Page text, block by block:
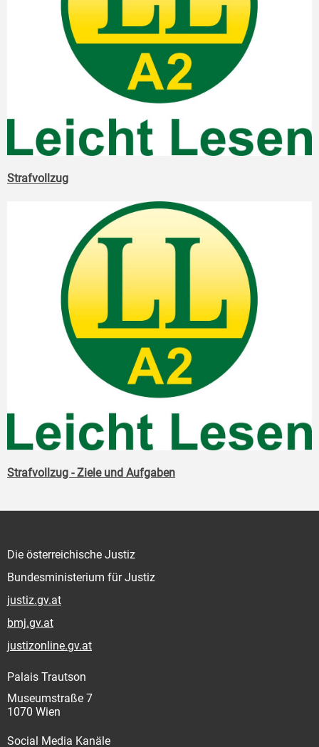
Strafvollzug
Strafvollzug - Ziele und Aufgaben
Die österreichische Justiz
Bundesministerium für Justiz
justiz.gv.at
bmj.gv.at
justizonline.gv.at
Palais Trautson
Museumstraße 7
1070 Wien
Social Media Kanäle